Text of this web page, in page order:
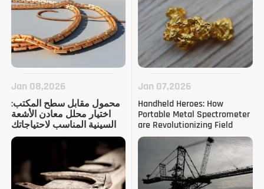
Jan 08,2026
محمول مقابل سطح المكتب:
اختيار محلل معادن الأشعة
السينية المناسب لاحتياجاتك
Jan 07,2026
Handheld Heroes: How
Portable Metal Spectrometer
are Revolutionizing Field
Work (باللغة الإنجليزية)